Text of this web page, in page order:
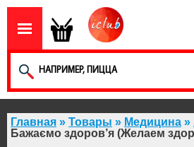
Главная » Товары » Медицина »
Бажаємо здоров’я (Желаем